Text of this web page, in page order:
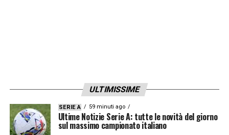
ULTIMISSIME
SERIE A 59 minuti ago
Ultime Notizie Serie A: tutte le novità del giorno
sul massimo campionato italiano